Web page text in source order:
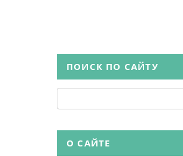
ПОИСК ПО САЙТУ
О САЙТЕ